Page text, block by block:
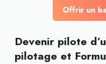
Offrir un
Devenir pilote
pilotage et